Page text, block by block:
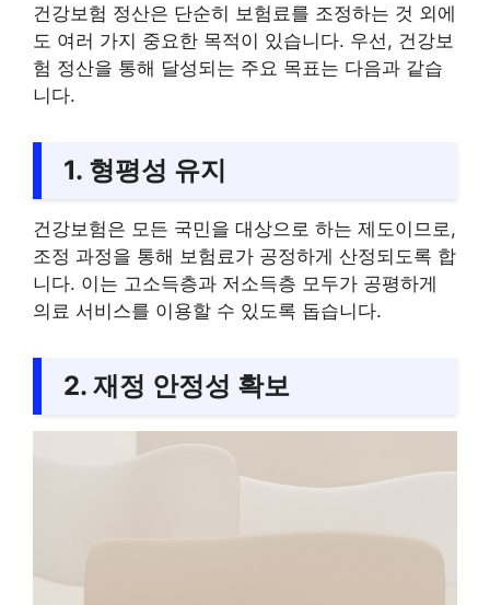
건강보험 정산은 단순히 보험료를 조정하는 것 외에
도 여러 가지 중요한 목적이 있습니다. 우선, 건강보
험 정산을 통해 달성되는 주요 목표는 다음과 같습
니다.
1. 형평성 유지
건강보험은 모든 국민을 대상으로 하는 제도이므로,
조정 과정을 통해 보험료가 공정하게 산정되도록 합
니다. 이는 고소득층과 저소득층 모두가 공평하게
의료 서비스를 이용할 수 있도록 돕습니다.
2. 재정 안정성 확보